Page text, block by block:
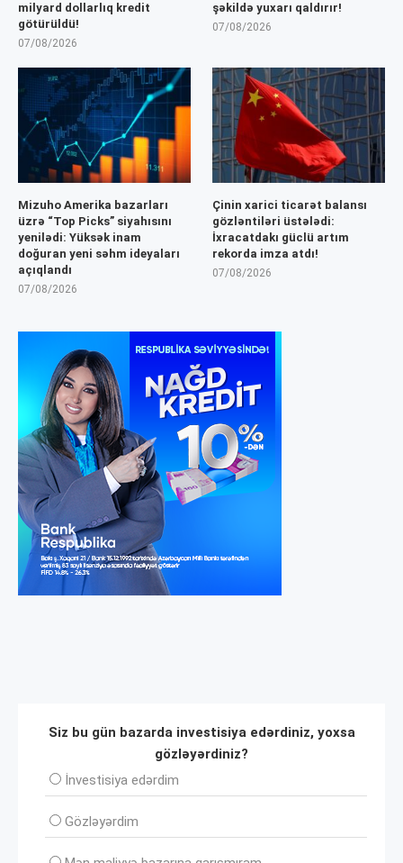
milyard dollarlıq kredit
götürüldü!
07/08/2026
şəkildə yuxarı qaldırır!
07/08/2026
Mizuho Amerika bazarları
üzrə “Top Picks” siyahısını
yenilədi: Yüksək inam
doğuran yeni səhm ideyaları
açıqlandı
07/08/2026
Çinin xarici ticarət balansı
gözləntiləri üstələdi:
İxracatdakı güclü artım
rekorda imza atdı!
07/08/2026
Siz bu gün bazarda investisiya edərdiniz, yoxsa
gözləyərdiniz?
İnvеstisiya edərdim
Gözləyərdim